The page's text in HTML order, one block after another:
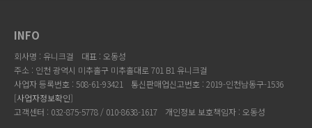
INFO
회사명 : 유니크걸
대표 : 오동성
주소 : 인천 광역시 미추홀구 미추홀대로 701 B1 유니크걸
사업자 등록번호 : 508-61-93421
통신판매업신고번호 : 2019-인천남동구-1536
[사업자정보확인]
고객센터 : 032-875-5778 / 010-8638-1617
개인정보 보호책임자 : 오동성